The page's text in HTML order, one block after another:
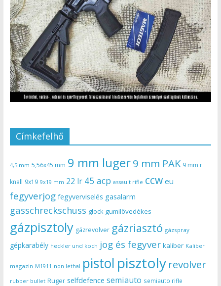
Címkefelhő
4,5 mm 5,56x45 mm 9 mm luger9 mm PAK 9 mm r
knall 9x19 9x19 mm 22 lr 45 acp assault rifle ccw eu
fegyverjog fegyverviselés gasalarm
gasschreckschuss glock gumilövedékes
gázpisztoly gázrevolver gázriasztó gázspray
gépkarabély heckler und koch jog és fegyver kaliber Kaliber
magazin M1911 non lethal pistol pisztoly revolver
rubber bullet Ruger selfdefence semiauto semiauto rifle